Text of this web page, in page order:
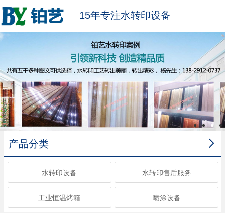
15年专注水转印设备

产品分类
水转印设备 水转印售后服务
工业恒温烤箱 喷涂设备